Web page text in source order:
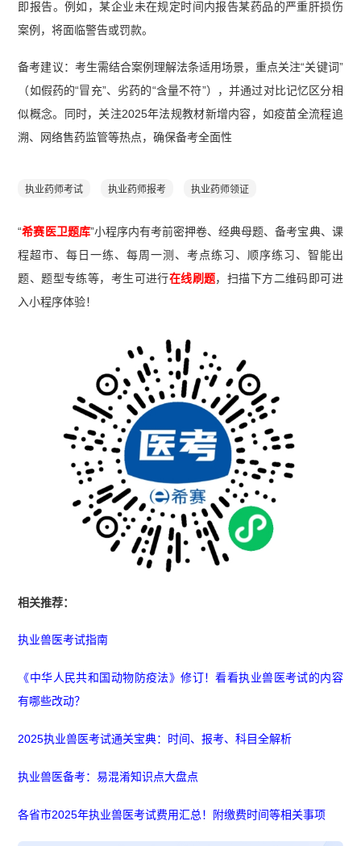
即报告。例如，某企业未在规定时间内报告某药品的严重肝损伤
案例，将面临警告或罚款。
备考建议：考生需结合案例理解法条适用场景，重点关注“关键词”
（如假药的“冒充”、劣药的“含量不符”），并通过对比记忆区分相
似概念。同时，关注2025年法规教材新增内容，如疫苗全流程追
溯、网络售药监管等热点，确保备考全面性
执业药师考试 执业药师报考 执业药师领证
“希赛医卫题库”小程序内有考前密押卷、经典母题、备考宝典、课
程超市、每日一练、每周一测、考点练习、顺序练习、智能出
题、题型专练等，考生可进行在线刷题，扫描下方二维码即可进
入小程序体验！
相关推荐：
执业兽医考试指南
《中华人民共和国动物防疫法》修订！看看执业兽医考试的内容
有哪些改动？
2025执业兽医考试通关宝典：时间、报考、科目全解析
执业兽医备考：易混淆知识点大盘点
各省市2025年执业兽医考试费用汇总！附缴费时间等相关事项